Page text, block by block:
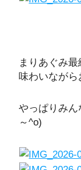
まりあぐみ
味わいながら
やっぱりみ
～^o)